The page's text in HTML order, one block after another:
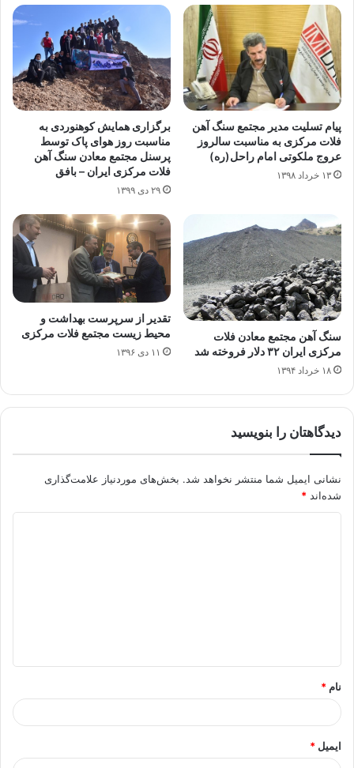
پیام تسلیت مدیر مجتمع سنگ آهن
فلات مرکزی به مناسبت سالروز
عروج ملکوتی امام راحل(ره)
۱۳ خرداد ۱۳۹۸
برگزاری همایش کوهنوردی به
مناسبت روز هوای پاک توسط
پرسنل مجتمع معادن سنگ آهن
فلات مرکزی ایران – بافق
۲۹ دی ۱۳۹۹
سنگ آهن مجتمع معادن فلات
مرکزی ایران ۳۲ دلار فروخته شد
۱۸ خرداد ۱۳۹۴
تقدیر از سرپرست بهداشت و
محیط زیست مجتمع فلات مرکزی
۱۱ دی ۱۳۹۶
دیدگاهتان را بنویسید
نشانی ایمیل شما منتشر نخواهد شد. بخش‌های موردنیاز علامت‌گذاری
شده‌اند *
*
نام *
ایمیل *